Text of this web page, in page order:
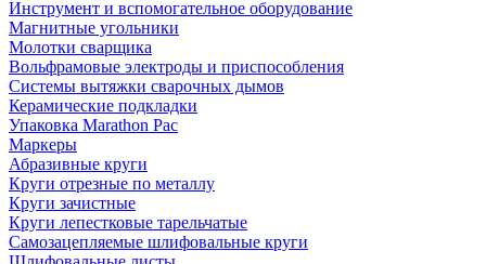
Инструмент и вспомогательное оборудование
Магнитные угольники
Молотки сварщика
Вольфрамовые электроды и приспособления
Системы вытяжки сварочных дымов
Керамические подкладки
Упаковка Marathon Pac
Маркеры
Абразивные круги
Круги отрезные по металлу
Круги зачистные
Круги лепестковые тарельчатые
Самозацепляемые шлифовальные круги